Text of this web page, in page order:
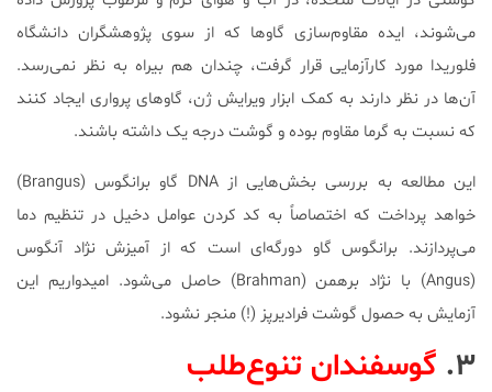
می‌شوند، ایده مقاوم‌سازی گاوها که از سوی پژوهشگران دانشگاه
فلوریدا مورد کارآزمایی قرار گرفت، چندان هم بیراه به نظر نمی‌رسد.
آن‌ها در نظر دارند به کمک ابزار ویرایش ژن، گاوهای پرواری ایجاد کنند
که نسبت به گرما مقاوم بوده و گوشت درجه یک داشته باشند.
این مطالعه به بررسی بخش‌هایی از ‌DNA گاو برانگوس (Brangus)
خواهد پرداخت که اختصاصاً به کد کردن عوامل دخیل در تنظیم دما
می‌پردازند. برانگوس گاو دورگه‌ای است که از آمیزش نژاد آنگوس
(Angus) با نژاد برهمن (Brahman) حاصل می‌شود. امیدواریم این
آزمایش به حصول گوشت فرادیرپز (!) منجر نشود.
۳. گوسفندان تنوع‌طلب